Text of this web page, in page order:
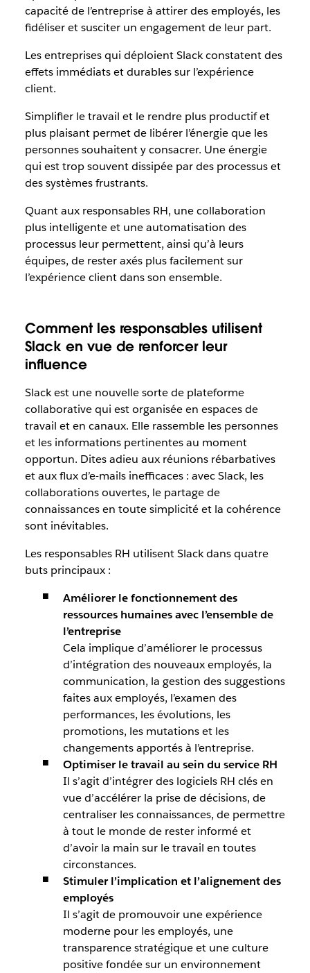
capacité de l’entreprise à attirer des employés, les
fidéliser et susciter un engagement de leur part.
Les entreprises qui déploient Slack constatent des
effets immédiats et durables sur l’expérience
client.
Simplifier le travail et le rendre plus productif et
plus plaisant permet de libérer l’énergie que les
personnes souhaitent y consacrer. Une énergie
qui est trop souvent dissipée par des processus et
des systèmes frustrants.
Quant aux responsables RH, une collaboration
plus intelligente et une automatisation des
processus leur permettent, ainsi qu’à leurs
équipes, de rester axés plus facilement sur
l’expérience client dans son ensemble.
Comment les responsables utilisent
Slack en vue de renforcer leur
influence
Slack est une nouvelle sorte de plateforme
collaborative qui est organisée en espaces de
travail et en canaux. Elle rassemble les personnes
et les informations pertinentes au moment
opportun. Dites adieu aux réunions rébarbatives
et aux flux d’e-mails inefficaces : avec Slack, les
collaborations ouvertes, le partage de
connaissances en toute simplicité et la cohérence
sont inévitables.
Les responsables RH utilisent Slack dans quatre
buts principaux :
Améliorer le fonctionnement des
ressources humaines avec l’ensemble de
l’entreprise
Cela implique d’améliorer le processus
d’intégration des nouveaux employés, la
communication, la gestion des suggestions
faites aux employés, l’examen des
performances, les évolutions, les
promotions, les mutations et les
changements apportés à l’entreprise.
Optimiser le travail au sein du service RH
Il s’agit d’intégrer des logiciels RH clés en
vue d’accélérer la prise de décisions, de
centraliser les connaissances, de permettre
à tout le monde de rester informé et
d’avoir la main sur le travail en toutes
circonstances.
Stimuler l’implication et l’alignement des
employés
Il s’agit de promouvoir une expérience
moderne pour les employés, une
transparence stratégique et une culture
positive fondée sur un environnement